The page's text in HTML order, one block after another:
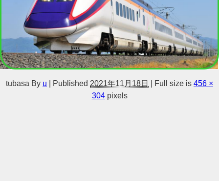
tubasa By u Published 2021年11月18日 Full size is 456 ×
304pixels